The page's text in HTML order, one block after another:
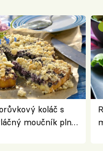
koláč s
moučník plný